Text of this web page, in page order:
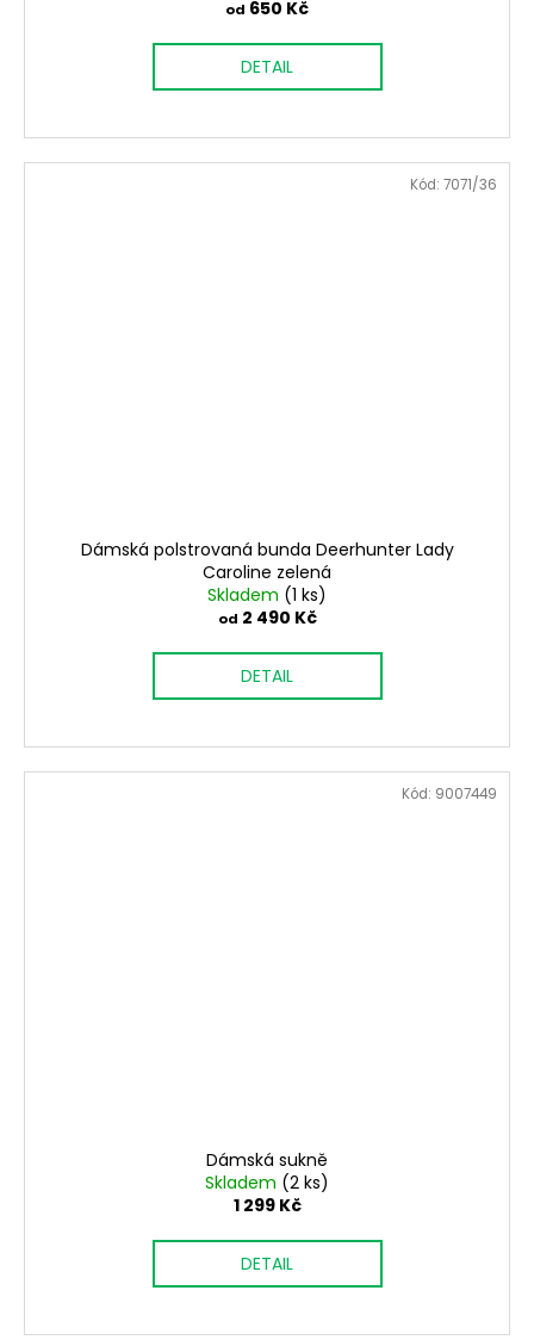
od 650 Kč
DETAIL
Dámská polstrovaná bunda Deerhunter Lady
Caroline zelená
Skladem (1 ks)
od 2 490 Kč
DETAIL
Kód: 7071/36
Dámská sukně
Skladem (2 ks)
1 299 Kč
DETAIL
Kód: 9007449